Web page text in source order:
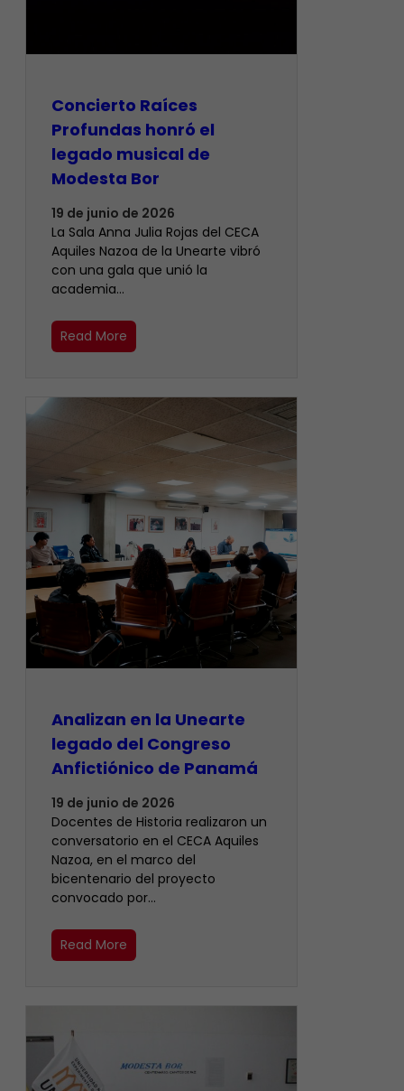
​Concierto Raíces
Profundas honró el
legado musical de
Modesta Bor
19 de junio de 2026
La Sala Anna Julia Rojas del CECA
Aquiles Nazoa de la Unearte vibró
con una gala que unió la
academia…
Read More
Analizan en la Unearte
legado del Congreso
Anfictiónico de Panamá
19 de junio de 2026
Docentes de Historia realizaron un
conversatorio en el CECA Aquiles
Nazoa, en el marco del
bicentenario del proyecto
convocado por…
Read More